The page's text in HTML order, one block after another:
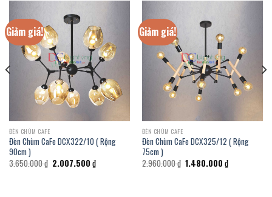
Giảm giá!
ĐÈN CHÙM CAFE
Đèn Chùm CaFe DCX322/10 ( Rộng
90cm )
3.650.000₫ Giá
gốc
2.007.500 ₫Giá
hiện
Giảm giá!
ĐÈN CHÙM CAFE
Đèn Chùm CaFe DCX325/12 ( Rộng
75cm )
2.960.000₫ Giá
gốc
1.480.000 ₫Giá
hiện